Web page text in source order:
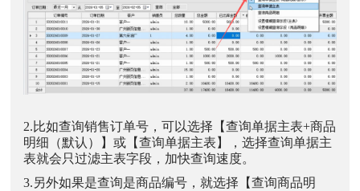
2.比如查询销售订单号，可以选择【查询单据主表+商品
明细（默认）】或【查询单据主表】，选择查询单据主
表就会只过滤主表字段，加快查询速度。
3.另外如果是查询是商品编号，就选择【查询商品明